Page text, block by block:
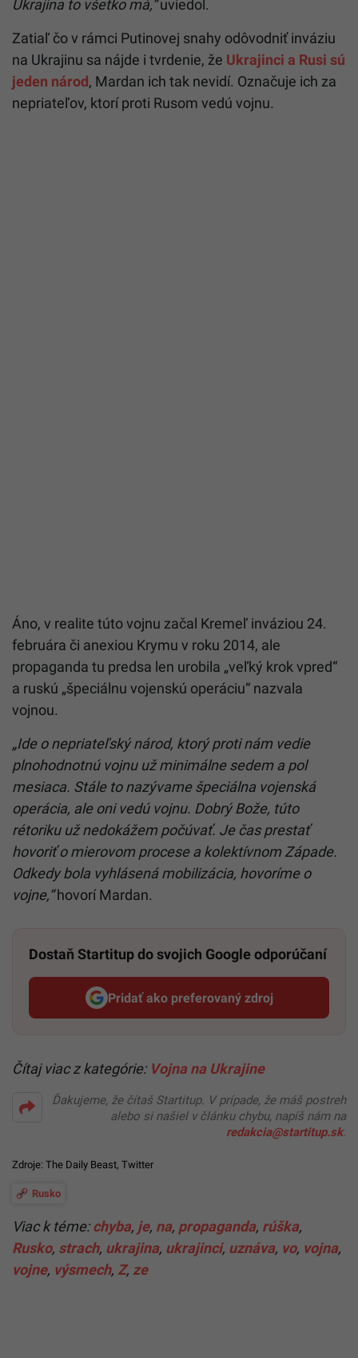
Ukrajina to všetko má,“uviedol.
Zatiaľ čo v rámci Putinovej snahy odôvodniť inváziu
na Ukrajinu sa nájde i tvrdenie, že Ukrajinci a Rusi sú
jeden národ, Mardan ich tak nevidí. Označuje ich za
nepriateľov, ktorí proti Rusom vedú vojnu.
Áno, v realite túto vojnu začal Kremeľ inváziou 24.
februára či anexiou Krymu v roku 2014, ale
propaganda tu predsa len urobila „veľký krok vpred“
a ruskú „špeciálnu vojenskú operáciu“ nazvala
vojnou.
„Ide o nepriateľský národ, ktorý proti nám vedie
plnohodnotnú vojnu už minimálne sedem a pol
mesiaca. Stále to nazývame špeciálna vojenská
operácia, ale oni vedú vojnu. Dobrý Bože, túto
rétoriku už nedokážem počúvať. Je čas prestať
hovoriť o mierovom procese a kolektívnom Západe.
Odkedy bola vyhlásená mobilizácia, hovoríme o
vojne,“hovorí Mardan.
Dostaň Startitup do svojich Google odporúčaní
Pridať ako preferovaný zdroj
Startitup, odkaz sa otvorí v
Čítaj viac z kategórie: Vojna na Ukrajine
Ďakujeme, že čítaš Startitup. V prípade, že máš postreh
alebo si našiel v článku chybu, napíš nám na
redakcia@startitup.sk.
Zdroje: The Daily Beast, Twitter
Rusko
Viac k téme:chyba, je, na, propaganda, rúška,
Rusko, strach, ukrajina, ukrajinci, uznáva, vo, vojna,
vojne, výsmech, Z, ze